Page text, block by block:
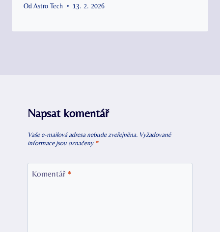
Od Astro Tech 13. 2. 2026
Napsat komentář
Vaše e-mailová adresa nebude zveřejněna. Vyžadované
informace jsou označeny *
Komentář *